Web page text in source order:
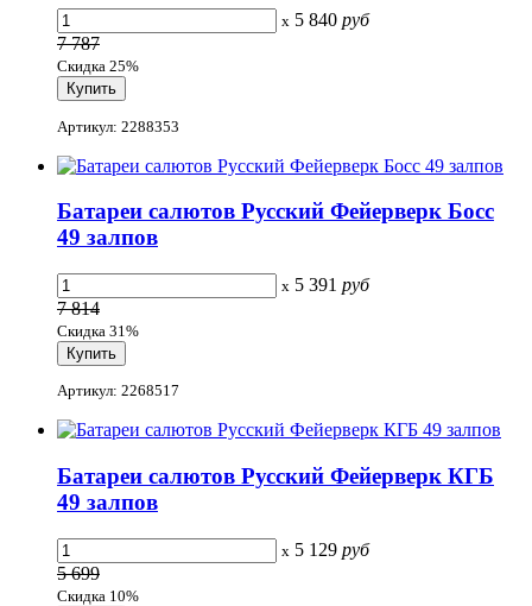
x 5 840 руб
7 787
Скидка 25%
Артикул: 2288353
Батареи салютов Русский Фейерверк Босс
49 залпов
x 5 391 руб
7 814
Скидка 31%
Артикул: 2268517
Батареи салютов Русский Фейерверк КГБ
49 залпов
x 5 129 руб
5 699
Скидка 10%